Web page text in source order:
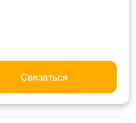
Связаться